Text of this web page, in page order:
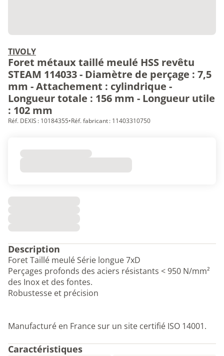
TIVOLY
Foret métaux taillé meulé HSS revêtu
STEAM 114033 - Diamètre de perçage : 7,5
mm - Attachement : cylindrique -
Longueur totale : 156 mm - Longueur utile
: 102 mm
Réf. DEXIS : 10184355•Réf. fabricant : 11403310750
Description
Foret Taillé meulé Série longue 7xD
Perçages profonds des aciers résistants < 950 N/mm²
des Inox et des fontes.
Robustesse et précision
Manufacturé en France sur un site certifié ISO 14001.
Caractéristiques